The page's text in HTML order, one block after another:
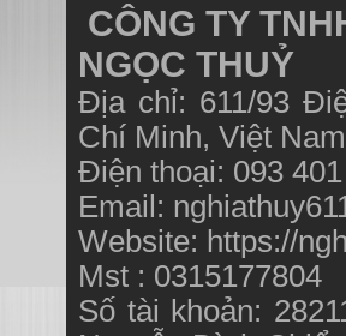
CÔNG TY
NGỌC THUỶ
Địa chỉ: 611/93
Chí Minh, Việt
Điện thoại: 093
Email:
Website: https://
Mst : 0315177804
Số tài khoản: